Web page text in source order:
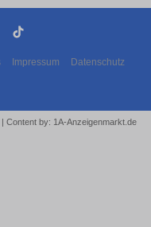
Impressum Datenschutz
Content by: 1A-Anzeigenmarkt.de